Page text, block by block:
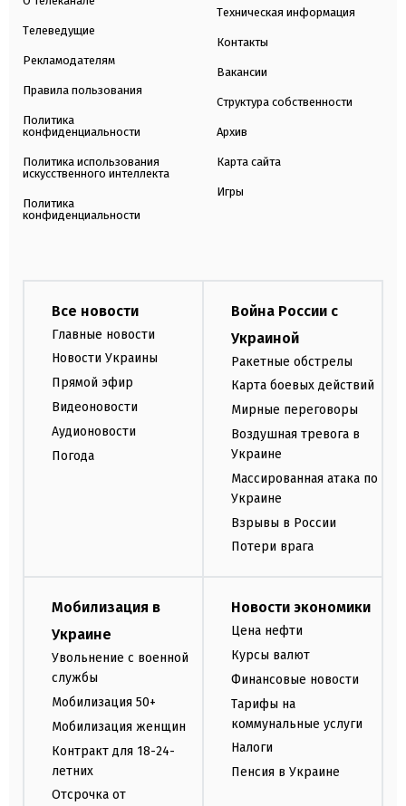
Телеведущие
Рекламодателям
Правила пользования
Политика
конфиденциальности
Политика использования
искусственного интеллекта
Политика
конфиденциальности
Техническая информация
Контакты
Вакансии
Структура собственности
Архив
Карта сайта
Игры
Все новости
Главные новости
Новости Украины
Прямой эфир
Видеоновости
Аудионовости
Погода
Война России с
Украиной
Ракетные обстрелы
Карта боевых действий
Мирные переговоры
Воздушная тревога в
Украине
Массированная атака по
Украине
Взрывы в России
Потери врага
Мобилизация в
Украине
Увольнение с военной
службы
Мобилизация 50+
Мобилизация женщин
Контракт для 18-24-
летних
Отсрочка от
Новости экономики
Цена нефти
Курсы валют
Финансовые новости
Тарифы на
коммунальные услуги
Налоги
Пенсия в Украине